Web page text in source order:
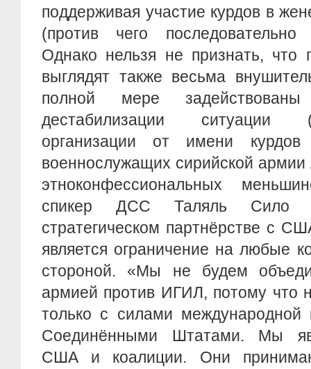
поддерживая участие курдов в
(против чего
Однако нельзя не признать, что
выглядят также весьма
полной мере
дестабилизации ситуации
организации от имени курдов
военнослужащих сирийской армии
этноконфессиональных
спикер ДСС Таляль
стратегическом партнёрстве с
является ограничение на любые
стороной. «Мы не будем
армией против ИГИЛ, потому что
только с силами международной
Соединёнными Штатами. Мы
США и коалиции. Они